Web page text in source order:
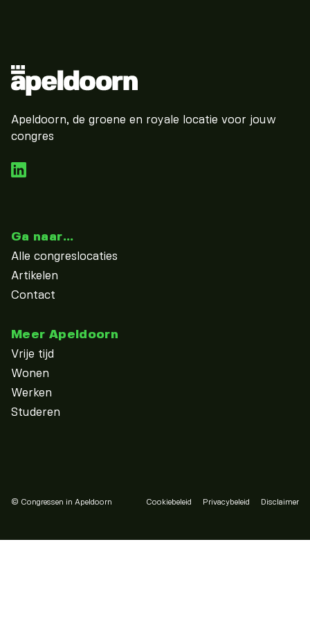
Apeldoorn, de groene en royale locatie voor jouw
congres
Ga naar...
Alle congreslocaties
Artikelen
Contact
Meer Apeldoorn
Vrije tijd
Wonen
Werken
Studeren
© Congressen in Apeldoorn Cookiebeleid Privacybeleid Disclaimer